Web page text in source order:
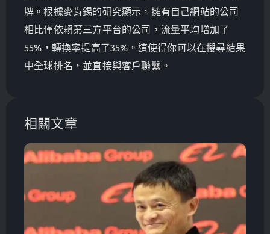
牌。根據麥肯錫的研究顯示，擁有自己網站的公司
相比僅依賴第三方平台的公司，流量平均增加了
55%，轉換率提高了35%。這使得你可以在搜尋結果
中全球排名，並直接與客戶聯繫。
相關文章